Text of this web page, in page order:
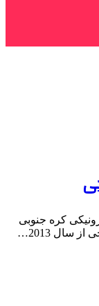
کره جنوبی
سال 2013…